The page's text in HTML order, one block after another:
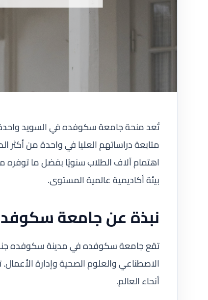
تُعد منحة جامعة سكوفده في السويد واحدة
متابعة دراساتهم العليا في واحدة من أكثر
اهتمام آلاف الطلاب سنويًا بفضل ما توفره
بيئة أكاديمية عالمية المستوى.
نبذة عن جامعة
تقع جامعة سكوفده في مدينة سكوفده جنوب
أنحاء العالم.